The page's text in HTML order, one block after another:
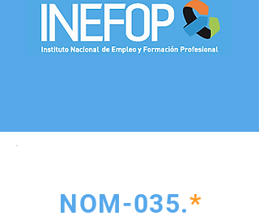
NOM-035.*